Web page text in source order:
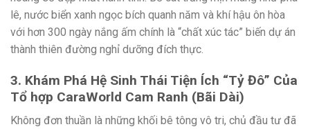
lê, nước biển xanh ngọc bích quanh năm và khí hậu ôn hòa
với hơn 300 ngày nắng ấm chính là “chất xúc tác” biến dự án
thành thiên đường nghỉ dưỡng đích thực.
3. Khám Phá Hệ Sinh Thái Tiện Ích “Tỷ Đô” Của
Tổ hợp CaraWorld Cam Ranh (Bãi Dài)
Không đơn thuần là những khối bê tông vô tri, chủ đầu tư đã